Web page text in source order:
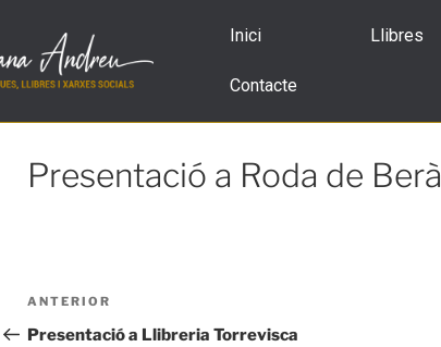
Inici Llibres
Contacte
Presentació a Roda de Berà
ANTERIOR
Presentació a Llibreria Torrevisca